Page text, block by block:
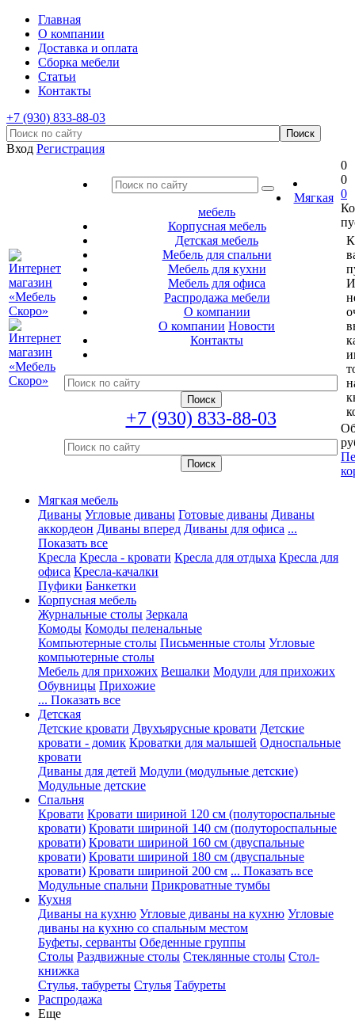
Главная
О компании
Доставка и оплата
Сборка мебели
Статьи
Контакты
+7 (930) 833-88-03
Вход Регистрация
Мягкая
мебель
Корпусная мебель
Детская мебель
Мебель для спальни
Мебель для кухни
Мебель для офиса
Распродажа мебели
О компании
О компании Новости
Контакты
+7 (930) 833-88-03
0
0
0
Мягкая мебель
Диваны Угловые диваны Готовые диваны Диваны
аккордеон Диваны вперед Диваны для офиса ...
Показать все
Кресла Кресла - кровати Кресла для отдыха Кресла для
офиса Кресла-качалки
Пуфики Банкетки
Корпусная мебель
Журнальные столы Зеркала
Комоды Комоды пеленальные
Компьютерные столы Письменные столы Угловые
компьютерные столы
Мебель для прихожих Вешалки Модули для прихожих
Обувницы Прихожие
... Показать все
Детская
Детские кровати Двухъярусные кровати Детские
кровати - домик Кроватки для малышей Односпальные
кровати
Диваны для детей Модули (модульные детские)
Модульные детские
Спальня
Кровати Кровати шириной 120 см (полутороспальные
кровати) Кровати шириной 140 см (полутороспальные
кровати) Кровати шириной 160 см (двуспальные
кровати) Кровати шириной 180 см (двуспальные
кровати) Кровати шириной 200 см ... Показать все
Модульные спальни Прикроватные тумбы
Кухня
Диваны на кухню Угловые диваны на кухню Угловые
диваны на кухню со спальным местом
Буфеты, серванты Обеденные группы
Столы Раздвижные столы Стеклянные столы Стол-
книжка
Стулья, табуреты Стулья Табуреты
Распродажа
Еще